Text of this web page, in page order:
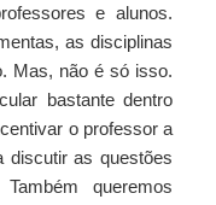
e alunos.
as disciplinas
Mas, não é só isso.
bastante dentro
o professor a
discutir as questões
queremos